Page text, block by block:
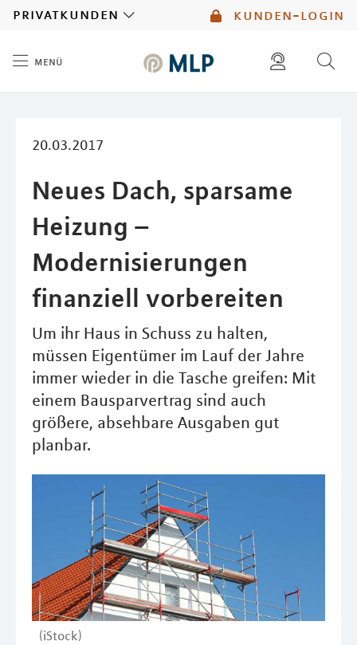
kunden-login
privatkunden
menü
20.03.2017
Neues Dach, sparsame
Heizung –
Modernisierungen
finanziell vorbereiten
Um ihr Haus in Schuss zu halten,
müssen Eigentümer im Lauf der Jahre
immer wieder in die Tasche greifen: Mit
einem Bausparvertrag sind auch
größere, absehbare Ausgaben gut
planbar.
(iStock)